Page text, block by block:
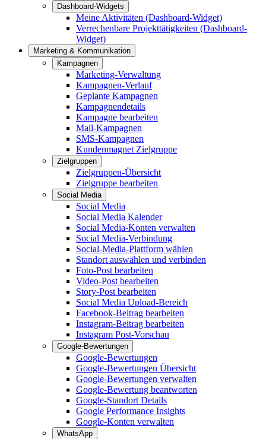
Dashboard-Widgets
Meine Aktivitäten (Dashboard-Widget)
Verrechenbare Projekttätigkeiten (Dashboard-
Widget)
Marketing & Kommunikation
Kampagnen
Marketing-Verwaltung
Kampagnen-Verlauf
Geplante Kampagnen
Kampagnendetails
Kampagne bearbeiten
Mail-Kampagnen
SMS-Kampagnen
Kundenmagnet Zielgruppe
Zielgruppen
Zielgruppen-Übersicht
Zielgruppe bearbeiten
Social Media
Social Media
Social Media Kalender
Social Media-Konten verwalten
Social Media-Verbindung
Social-Media-Plattform wählen
Standort auswählen und verbinden
Foto-Post bearbeiten
Video-Post bearbeiten
Story-Post bearbeiten
Social Media Upload-Bereich
Facebook-Beitrag bearbeiten
Instagram-Beitrag bearbeiten
Instagram Post-Vorschau
Google-Bewertungen
Google-Bewertungen
Google-Bewertungen Übersicht
Google-Bewertungen verwalten
Google-Bewertung beantworten
Google-Standort Details
Google Performance Insights
Google-Konten verwalten
WhatsApp